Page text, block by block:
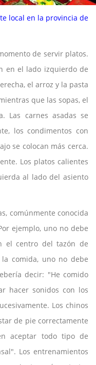
local en la provincia de
de servir platos.
en el lado izquierdo de
el arroz y la pasta
que las sopas, el
Las carnes asadas se
los condimentos con
se colocan más cerca.
Los platos calientes
al lado del asiento
comúnmente conocida
ejemplo, uno no debe
el centro del tazón de
comida, uno no debe
decir: "He comido
hacer sonidos con los
Los chinos
de pie correctamente
aceptar todo tipo de
Los entrenamientos